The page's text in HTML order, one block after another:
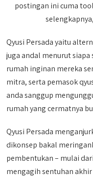
postingan ini cuma
Qyusi Persada yaitu
juga andal menurut
rumah inginan mereka
mitra, serta pemasok
anda sanggup
rumah yang cermatnya
Qyusi Persada
dikonsep bakal
pembentukan – mulai
mengagih sentuhan